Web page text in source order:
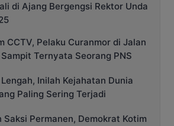
di Ajang Bergengsi Rektor Unda
CCTV, Pelaku Curanmor di Jalan
Ternyata Seorang PNS
Inilah Kejahatan Dunia
Paling Sering Terjadi
Saksi Permanen, Demokrat Kotim